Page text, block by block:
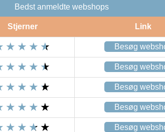
Bedst anmeldte webshops
Stjerner Link
Besøg
Besøg
Besøg
Besøg
Besøg